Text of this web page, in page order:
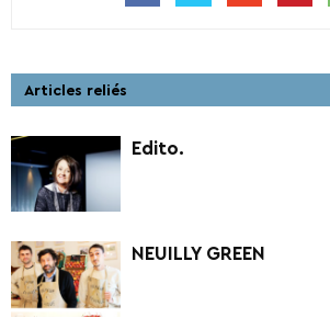
Articles reliés
Edito.
NEUILLY GREEN